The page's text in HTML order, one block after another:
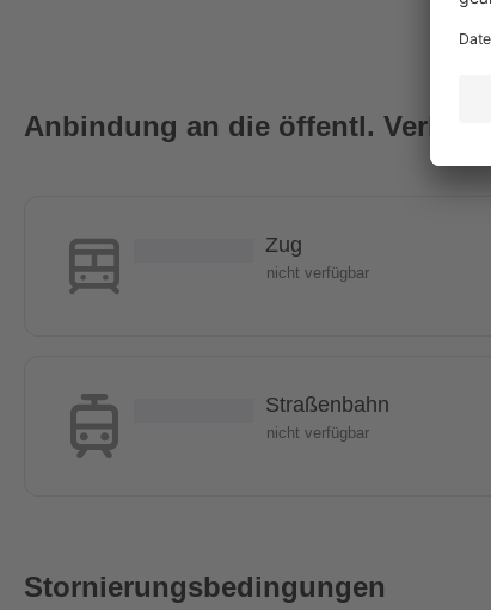
Anbindung an die öffentl.
Zug
nicht verfügbar
Straßenbahn
nicht verfügbar
Stornierungsbedingungen